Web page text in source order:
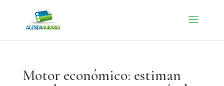
Motor económico: estiman